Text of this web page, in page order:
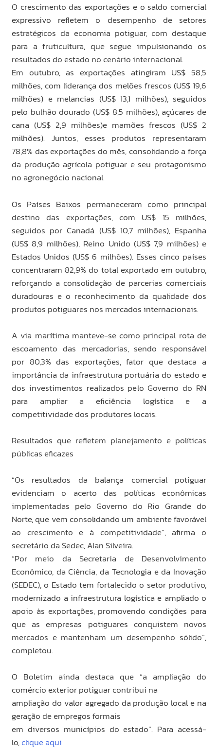
O crescimento das exportações e o saldo comercial
expressivo refletem o desempenho de setores
estratégicos da economia potiguar, com destaque
para a fruticultura, que segue impulsionando os
resultados do estado no cenário internacional.
Em outubro, as exportações atingiram US$ 58,5
milhões, com liderança dos melões frescos (US$ 19,6
milhões) e melancias (US$ 13,1 milhões), seguidos
pelo bulhão dourado (US$ 8,5 milhões), açúcares de
cana (US$ 2,9 milhões)e mamões frescos (US$ 2
milhões). Juntos, esses produtos representaram
78,8% das exportações do mês, consolidando a força
da produção agrícola potiguar e seu protagonismo
no agronegócio nacional.
Os Países Baixos permaneceram como principal
destino das exportações, com US$ 15 milhões,
seguidos por Canadá (US$ 10,7 milhões), Espanha
(US$ 8,9 milhões), Reino Unido (US$ 7,9 milhões) e
Estados Unidos (US$ 6 milhões). Esses cinco países
concentraram 82,9% do total exportado em outubro,
reforçando a consolidação de parcerias comerciais
duradouras e o reconhecimento da qualidade dos
produtos potiguares nos mercados internacionais.
A via marítima manteve-se como principal rota de
escoamento das mercadorias, sendo responsável
por 80,3% das exportações, fator que destaca a
importância da infraestrutura portuária do estado e
dos investimentos realizados pelo Governo do RN
para ampliar a eficiência logística e a
competitividade dos produtores locais.
Resultados que refletem planejamento e políticas
públicas eficazes
“Os resultados da balança comercial potiguar
evidenciam o acerto das políticas econômicas
implementadas pelo Governo do Rio Grande do
Norte, que vem consolidando um ambiente favorável
ao crescimento e à competitividade”, afirma o
secretário da Sedec, Alan Silveira.
“Por meio da Secretaria de Desenvolvimento
Econômico, da Ciência, da Tecnologia e da Inovação
(SEDEC), o Estado tem fortalecido o setor produtivo,
modernizado a infraestrutura logística e ampliado o
apoio às exportações, promovendo condições para
que as empresas potiguares conquistem novos
mercados e mantenham um desempenho sólido”,
completou.
O Boletim ainda destaca que “a ampliação do
comércio exterior potiguar contribui na
ampliação do valor agregado da produção local e na
geração de empregos formais
em diversos municípios do estado”. Para acessá-
lo,clique aqui